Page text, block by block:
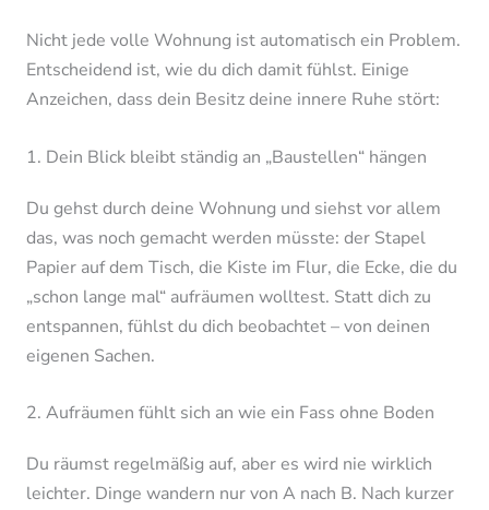
Nicht jede volle Wohnung ist automatisch ein Problem.
Entscheidend ist, wie du dich damit fühlst. Einige
Anzeichen, dass dein Besitz deine innere Ruhe stört:
1. Dein Blick bleibt ständig an „Baustellen“ hängen
Du gehst durch deine Wohnung und siehst vor allem
das, was noch gemacht werden müsste: der Stapel
Papier auf dem Tisch, die Kiste im Flur, die Ecke, die du
„schon lange mal“ aufräumen wolltest. Statt dich zu
entspannen, fühlst du dich beobachtet – von deinen
eigenen Sachen.
2. Aufräumen fühlt sich an wie ein Fass ohne Boden
Du räumst regelmäßig auf, aber es wird nie wirklich
leichter. Dinge wandern nur von A nach B. Nach kurzer